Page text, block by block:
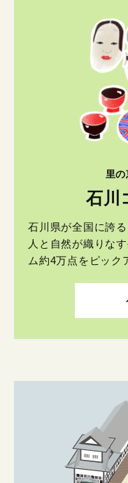
里
石川
石川県が全国に誇
人と自然が織りな
ム約4万点をピック